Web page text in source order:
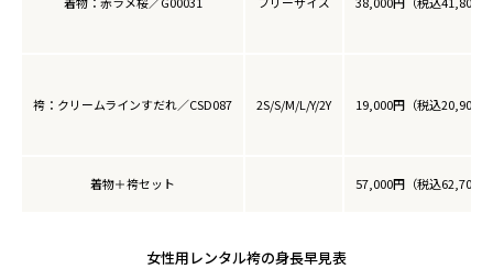
袴：クリームラインすだれ／CSD087 2S/S/M/L/Y/2Y 19,000円（税込20,900
着物＋袴セット 57,000円（税込62,700
女性用レンタル袴の身長早見表